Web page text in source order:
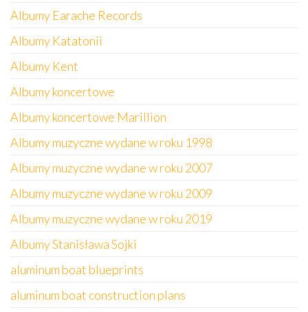
Albumy Earache Records
Albumy Katatonii
Albumy Kent
Albumy koncertowe
Albumy koncertowe Marillion
Albumy muzyczne wydane w roku 1998
Albumy muzyczne wydane w roku 2007
Albumy muzyczne wydane w roku 2009
Albumy muzyczne wydane w roku 2019
Albumy Stanisława Sojki
aluminum boat blueprints
aluminum boat construction plans